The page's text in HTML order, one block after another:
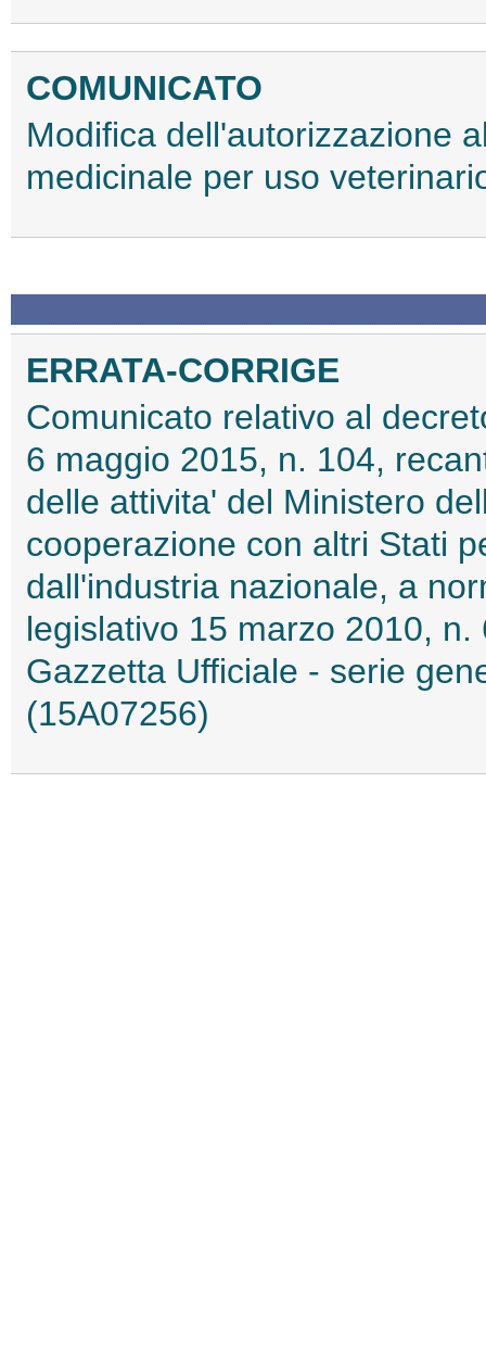
COMUNICATO
Modifica dell'autorizzazione
medicinale per uso
ERRATA-CORRIGE
Comunicato relativo al
6 maggio 2015, n. 104,
delle attivita' del Ministero
cooperazione con altri Stati
dall'industria nazionale, a
legislativo 15 marzo 2010,
Gazzetta Ufficiale - serie
(15A07256)